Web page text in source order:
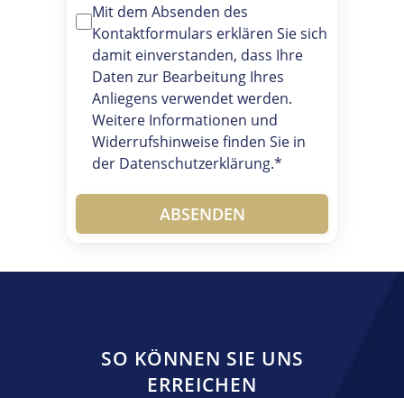
Mit dem Absenden des
Kontaktformulars erklären Sie sich
damit einverstanden, dass Ihre
Daten zur Bearbeitung Ihres
Anliegens verwendet werden.
Weitere Informationen und
Widerrufshinweise finden Sie in
der Datenschutzerklärung.*
ABSENDEN
SO KÖNNEN SIE UNS
ERREICHEN